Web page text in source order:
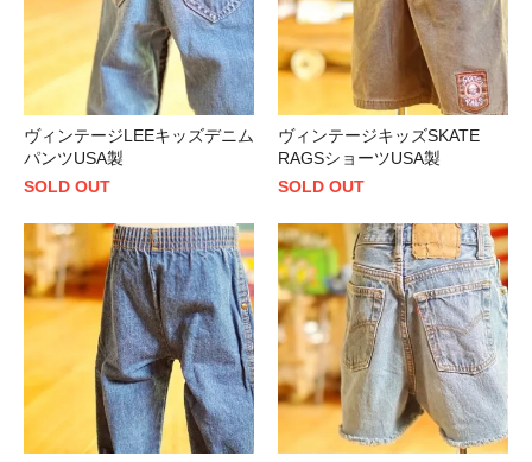
ヴィンテージLEEキッズデニム
パンツUSA製
SOLD OUT
ヴィンテージキッズSKATE
RAGSショーツUSA製
SOLD OUT